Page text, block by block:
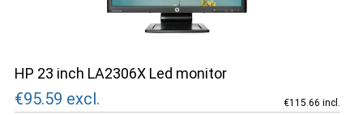
HP 23 inch LA2306X Led monitor
€95.59 excl. €115.66 incl.